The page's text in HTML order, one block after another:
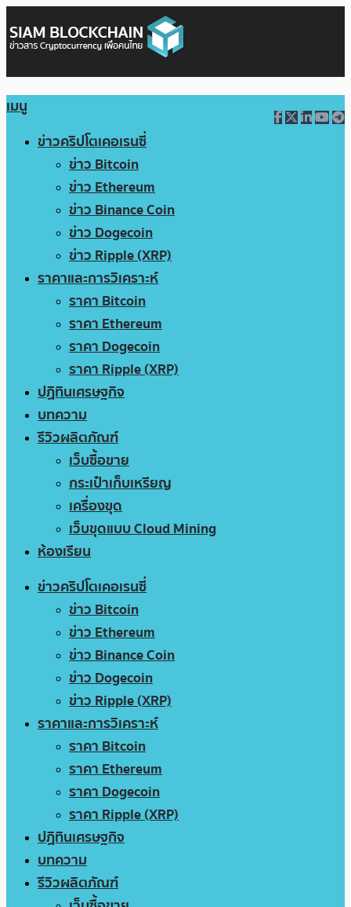
เมนู
ข่าวคริปโตเคอเรนซี่
ข่าว Bitcoin
ข่าว Ethereum
ข่าว Binance Coin
ข่าว Dogecoin
ข่าว Ripple (XRP)
ราคาและการวิเคราะห์
ราคา Bitcoin
ราคา Ethereum
ราคา Dogecoin
ราคา Ripple (XRP)
ปฏิทินเศรษฐกิจ
บทความ
รีวิวผลิตภัณฑ์
เว็บซื้อขาย
กระเป๋าเก็บเหรียญ
เครื่องขุด
เว็บขุดแบบ Cloud Mining
ห้องเรียน
ข่าวคริปโตเคอเรนซี่
ข่าว Bitcoin
ข่าว Ethereum
ข่าว Binance Coin
ข่าว Dogecoin
ข่าว Ripple (XRP)
ราคาและการวิเคราะห์
ราคา Bitcoin
ราคา Ethereum
ราคา Dogecoin
ราคา Ripple (XRP)
ปฏิทินเศรษฐกิจ
บทความ
รีวิวผลิตภัณฑ์